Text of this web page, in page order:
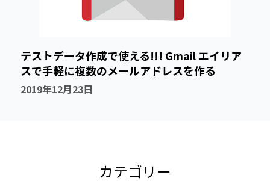
テストデータ作成で使える!!! Gmail エイリア
スで手軽に複数のメールアドレスを作る
2019年12月23日
カテゴリー